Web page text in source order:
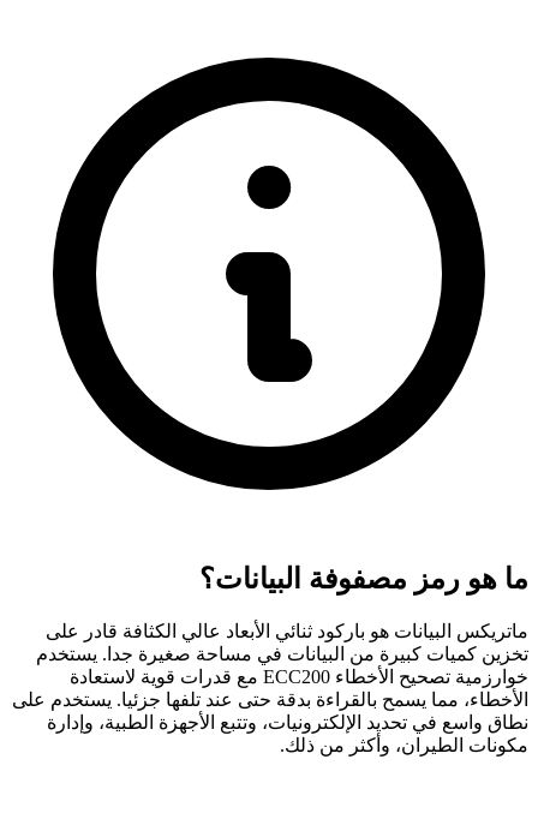
ما هو رمز مصفوفة البيانات؟
ماتريكس البيانات هو باركود ثنائي الأبعاد عالي الكثافة قادر على
تخزين كميات كبيرة من البيانات في مساحة صغيرة جدا. يستخدم
خوارزمية تصحيح الأخطاء ECC200 مع قدرات قوية لاستعادة
الأخطاء، مما يسمح بالقراءة بدقة حتى عند تلفها جزئيا. يستخدم على
نطاق واسع في تحديد الإلكترونيات، وتتبع الأجهزة الطبية، وإدارة
مكونات الطيران، وأكثر من ذلك.